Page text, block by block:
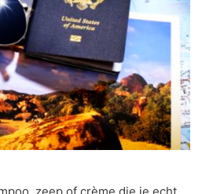
zeep of crème die je echt